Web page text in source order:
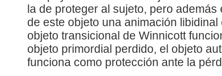
la de proteger al sujeto, pero
de este objeto una animación
objeto transicional de Winnicott
objeto primordial perdido, el objeto
funciona como protección ante la